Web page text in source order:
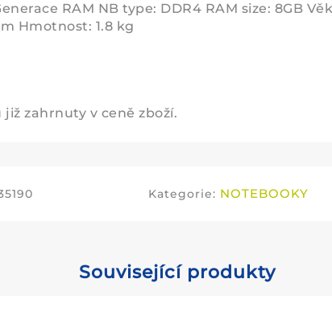
RAM NB type: DDR4 RAM size: 8GB
Hmotnost: 1.8 kg
zahrnuty v ceně zboží.
Kategorie: NOTEBOOKY
Související produkty